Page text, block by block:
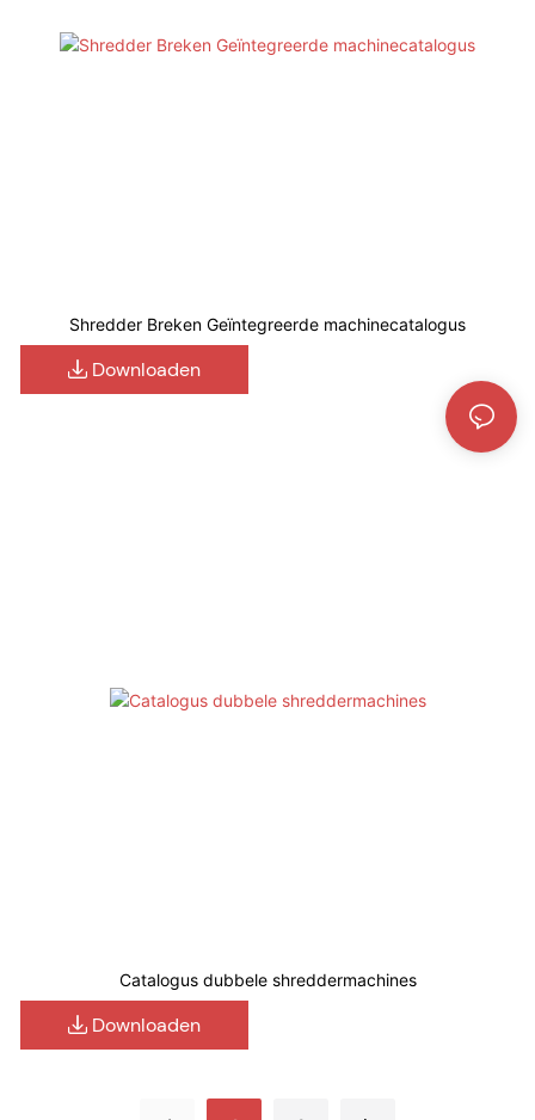
Shredder Breken Geïntegreerde machinecatalogus
Downloaden
Catalogus dubbele shreddermachines
Downloaden